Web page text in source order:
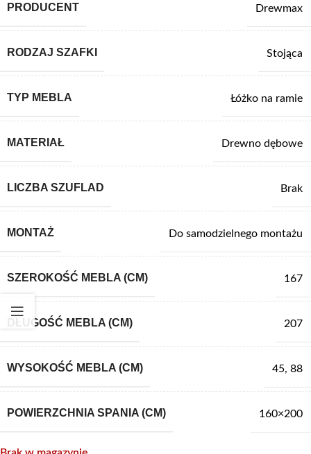
PRODUCENT Drewmax
RODZAJ SZAFKI Stojąca
TYP MEBLA Łóżko na ramie
MATERIAŁ Drewno dębowe
LICZBA SZUFLAD Brak
MONTAŻ Do samodzielnego montażu
SZEROKOŚĆ MEBLA (CM) 167
DŁUGOŚĆ MEBLA (CM) 207
WYSOKOŚĆ MEBLA (CM) 45, 88
POWIERZCHNIA SPANIA (CM) 160×200